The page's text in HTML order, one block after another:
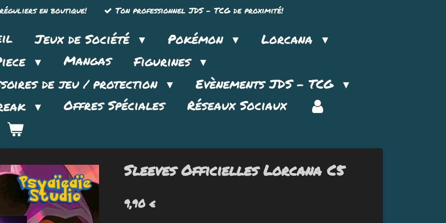
réguliers en boutique! Ton professionnel JDS - TCG de proximité!
Jeux de Société Pokémon
Lorcana
Mangas
Figurines
de jeu / protection
Evènements JDS - TCG
Offres Spéciales Réseaux Sociaux
Sleeves Officielles Lorcana C5
9,90 €